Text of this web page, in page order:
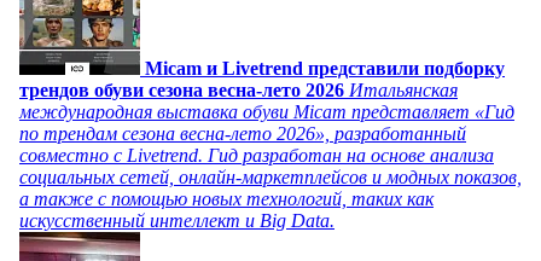
Micam и Livetrend представили подборку
трендов обуви сезона весна-лето 2026 Итальянская
международная выставка обуви Micam представляет «Гид
по трендам сезона весна-лето 2026», разработанный
совместно с Livetrend. Гид разработан на основе анализа
социальных сетей, онлайн-маркетплейсов и модных показов,
а также с помощью новых технологий, таких как
искусственный интеллект и Big Data.